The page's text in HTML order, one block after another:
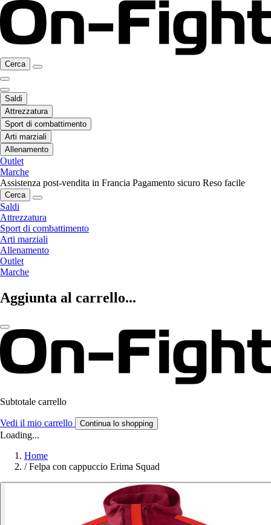
Cerca
Saldi
Attrezzatura
Sport di combattimento
Arti marziali
Allenamento
Outlet
Marche
Assistenza post-vendita in Francia Pagamento sicuro Reso facile
Cerca
Saldi
Attrezzatura
Sport di combattimento
Arti marziali
Allenamento
Outlet
Marche
Aggiunta al carrello...
Subtotale carrello
Vedi il mio carrello Continua lo shopping
Loading...
Home
/ Felpa con cappuccio Erima Squad